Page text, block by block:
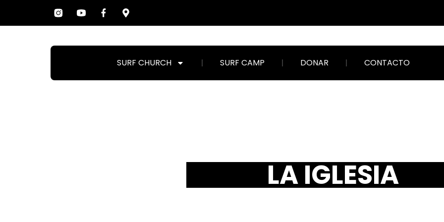
SURF CHURCH SURF CAMP DONAR CONTACTO
LALA IGLESIA